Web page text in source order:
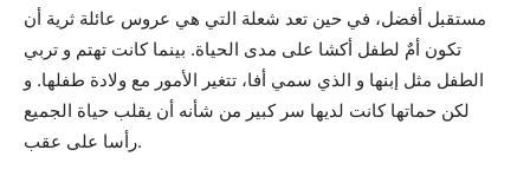
مستقبل أفضل، في حين تعد شعلة التي هي عروس عائلة ثرية أن
تكون أمٌ لطفل أكشا على مدى الحياة. بينما كانت تهتم و تربي
الطفل مثل إبنها و الذي سمي أفا، تتغير الأمور مع ولادة طفلها. و
لكن حماتها كانت لديها سر كبير من شأنه أن يقلب حياة الجميع
رأسا على عقب.